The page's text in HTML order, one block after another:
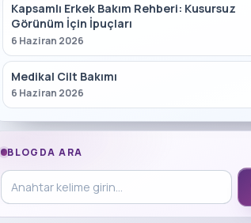
Kapsamlı Erkek Bakım Rehberi: Kusursuz
Görünüm İçin İpuçları
6 Haziran 2026
Medikal Cilt Bakımı
6 Haziran 2026
BLOGDA ARA
Blog içinde ara